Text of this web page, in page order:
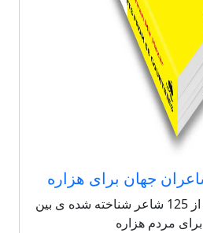
جهان برای هزاره
مجموعه شعر بی نظیر از 125 شاعر شناخته شده ی بین
برای مردم هزاره